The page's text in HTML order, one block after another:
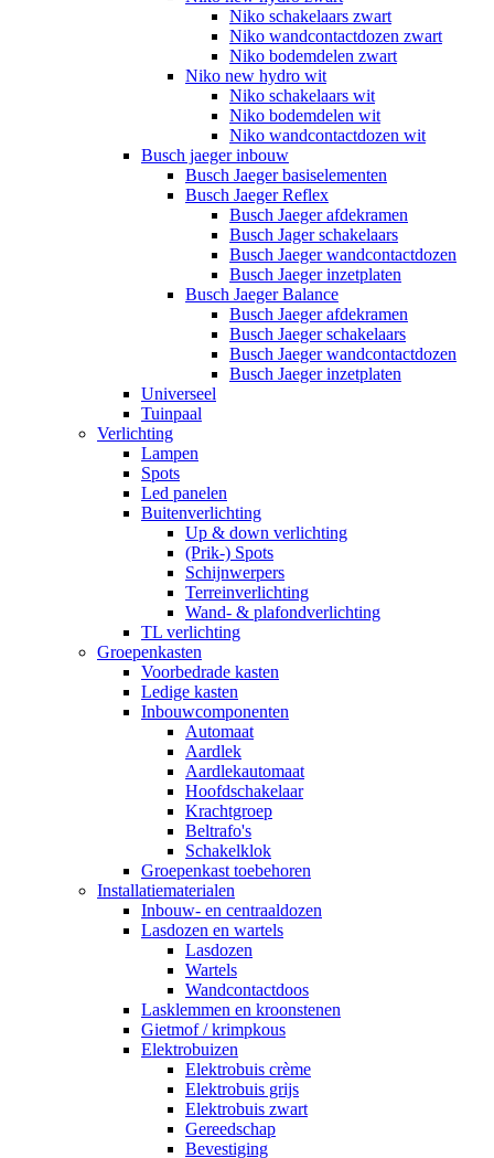
Niko schakelaars zwart
Niko wandcontactdozen zwart
Niko bodemdelen zwart
Niko new hydro wit
Niko schakelaars wit
Niko bodemdelen wit
Niko wandcontactdozen wit
Busch jaeger inbouw
Busch Jaeger basiselementen
Busch Jaeger Reflex
Busch Jaeger afdekramen
Busch Jager schakelaars
Busch Jaeger wandcontactdozen
Busch Jaeger inzetplaten
Busch Jaeger Balance
Busch Jaeger afdekramen
Busch Jaeger schakelaars
Busch Jaeger wandcontactdozen
Busch Jaeger inzetplaten
Universeel
Tuinpaal
Verlichting
Lampen
Spots
Led panelen
Buitenverlichting
Up & down verlichting
(Prik-) Spots
Schijnwerpers
Terreinverlichting
Wand- & plafondverlichting
TL verlichting
Groepenkasten
Voorbedrade kasten
Ledige kasten
Inbouwcomponenten
Automaat
Aardlek
Aardlekautomaat
Hoofdschakelaar
Krachtgroep
Beltrafo's
Schakelklok
Groepenkast toebehoren
Installatiematerialen
Inbouw- en centraaldozen
Lasdozen en wartels
Lasdozen
Wartels
Wandcontactdoos
Lasklemmen en kroonstenen
Gietmof / krimpkous
Elektrobuizen
Elektrobuis crème
Elektrobuis grijs
Elektrobuis zwart
Gereedschap
Bevestiging